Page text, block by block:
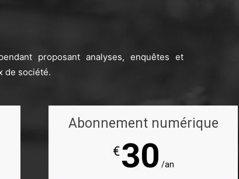
proposant analyses, enquêtes et
de société.
Abonnement numérique
€30 /an